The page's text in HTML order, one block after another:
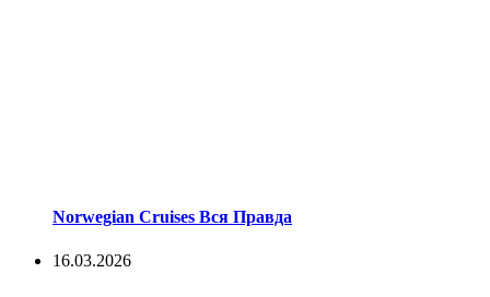
Norwegian Cruises Вся Правда
16.03.2026